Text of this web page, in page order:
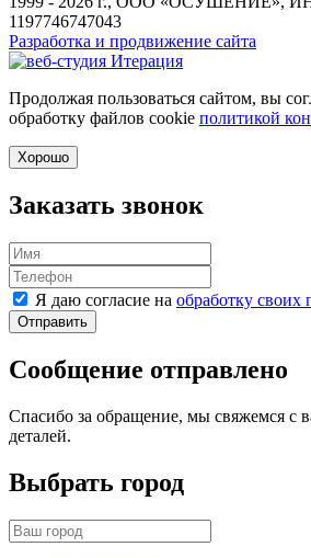
1197746747043
Разработка и продвижение сайта
Продолжая пользоваться сайтом, вы
обработку файлов cookie политикой
Хорошо
Заказать звонок
Я даю согласие на обработку
Отправить
Сообщение отправлено
Спасибо за обращение, мы свяжемся с
деталей.
Выбрать город